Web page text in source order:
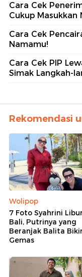
Cara Cek
Cukup Masukkan
Cara Cek
Namamu!
Cara Cek PIP
Simak Langkah-
Rekomendasi
Wolipop
7 Foto Syahrini
Bali, Putrinya yang
Beranjak Balita
Gemas